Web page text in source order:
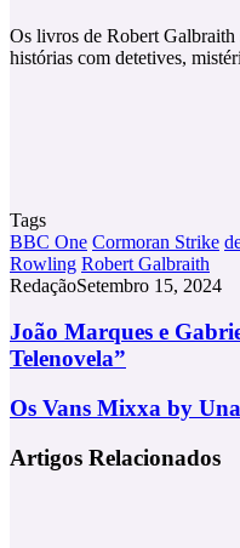
Os livros de Robert Galbraith
histórias com detetives,
Tags
BBC One Cormoran Strike
Rowling Robert Galbraith
RedaçãoSetembro 15, 2024
João
Marques
e
Barros
“Amor
João Marques e
Telenovela”
Os
Mixxa
by
Os Vans Mixxa by
Artigos Relacionados